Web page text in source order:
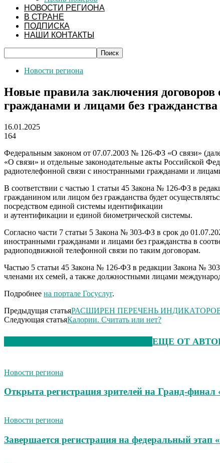
НОВОСТИ РЕГИОНА
В СТРАНЕ
ПОДПИСКА
НАШИ КОНТАКТЫ
Новости региона
Новые правила заключения
гражданами и лицами без гражданства
16.01.2025
164
Федеральным законом от 07.07.2003 № 126-ФЗ «О связи»
«О связи» и отдельные законодательные акты Российской
радиотелефонной связи с иностранными гражданами и
В соответствии с частью 1 статьи 45 Закона № 126-ФЗ в
гражданином или лицом без гражданства будет
посредством единой системы идентификации
и аутентификации и единой биометрической системы.
Согласно части 7 статьи 5 Закона № 303-ФЗ в срок до
иностранными гражданами и лицами без гражданства в
радиоподвижной телефонной связи по таким договорам.
Частью 5 статьи 45 Закона № 126-ФЗ в редакции Закона №
членами их семей, а также должностными лицами
Подробнее на портале Госуслуг.
Предыдущая статьяРАСШИРЕН ПЕРЕЧЕНЬ
Следующая статьяКалории. Считать или нет?
ЕЩЕ ОТ
Новости региона
Открыта регистрация зрителей на Гранд-
Новости региона
Завершается регистрация на федеральный этап